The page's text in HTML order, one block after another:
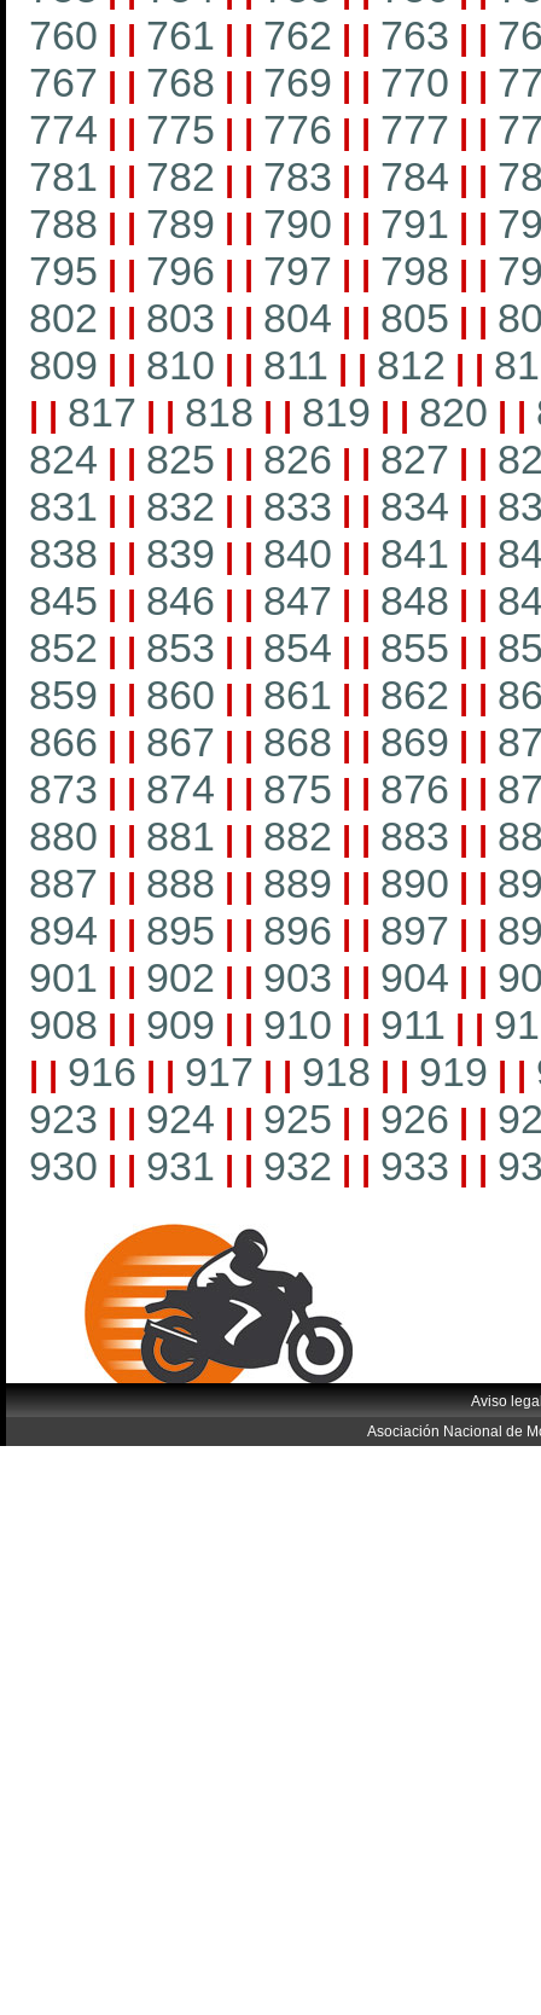
760 | | 761 | | 762 | | 763 | |
767 | | 768 | | 769 | | 770 | |
774 | | 775 | | 776 | | 777 | |
781 | | 782 | | 783 | | 784 | |
788 | | 789 | | 790 | | 791 | |
795 | | 796 | | 797 | | 798 | |
802 | | 803 | | 804 | | 805 | |
809 | | 810 | | 811 | | 812 | |
| | 817 | | 818 | | 819 | | 820 | |
824 | | 825 | | 826 | | 827 | |
831 | | 832 | | 833 | | 834 | |
838 | | 839 | | 840 | | 841 | |
845 | | 846 | | 847 | | 848 | |
852 | | 853 | | 854 | | 855 | |
859 | | 860 | | 861 | | 862 | |
866 | | 867 | | 868 | | 869 | |
873 | | 874 | | 875 | | 876 | |
880 | | 881 | | 882 | | 883 | |
887 | | 888 | | 889 | | 890 | |
894 | | 895 | | 896 | | 897 | |
901 | | 902 | | 903 | | 904 | |
908 | | 909 | | 910 | | 911 | |
| | 916 | | 917 | | 918 | | 919 | |
923 | | 924 | | 925 | | 926 | |
930 | | 931 | | 932 | | 933 | |
Aviso
Asociación Nacional de